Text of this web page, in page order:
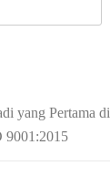
yang Pertama di
9001:2015